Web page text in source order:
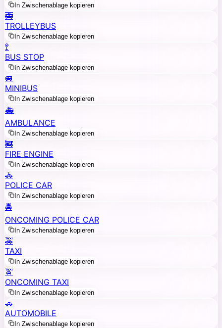
In Zwischenablage kopieren
🚎
TROLLEYBUS
In Zwischenablage kopieren
🚏
BUS STOP
In Zwischenablage kopieren
🚐
MINIBUS
In Zwischenablage kopieren
🚑
AMBULANCE
In Zwischenablage kopieren
🚒
FIRE ENGINE
In Zwischenablage kopieren
🚓
POLICE CAR
In Zwischenablage kopieren
🚔
ONCOMING POLICE CAR
In Zwischenablage kopieren
🚕
TAXI
In Zwischenablage kopieren
🚖
ONCOMING TAXI
In Zwischenablage kopieren
🚗
AUTOMOBILE
In Zwischenablage kopieren